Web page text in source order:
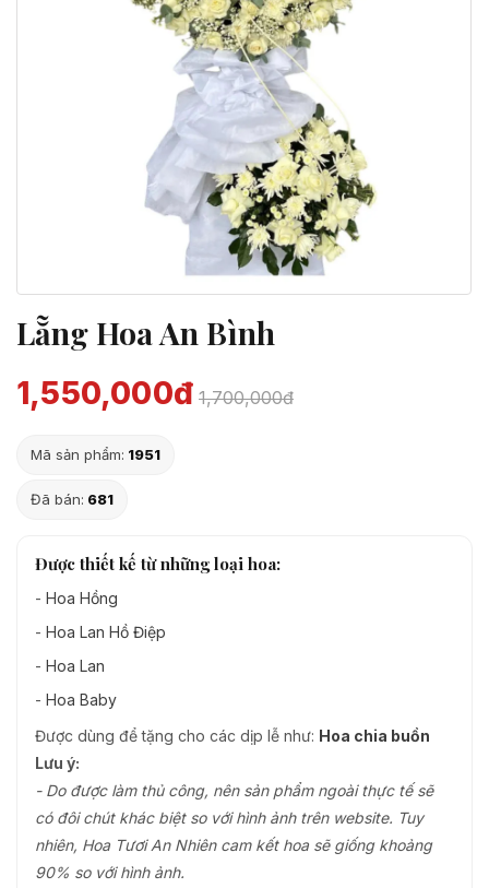
Lẵng Hoa An Bình
1,550,000đ 1,700,000đ
Mã sản phẩm: 1951
Đã bán: 681
Được thiết kế từ những loại hoa:
- Hoa Hồng
- Hoa Lan Hồ Điệp
- Hoa Lan
- Hoa Baby
Được dùng để tặng cho các dịp lễ như: Hoa chia buồn
Lưu ý:
- Do được làm thủ công, nên sản phẩm ngoài thực tế sẽ
có đôi chút khác biệt so với hình ảnh trên website. Tuy
nhiên, Hoa Tươi An Nhiên cam kết hoa sẽ giống khoảng
90% so với hình ảnh.